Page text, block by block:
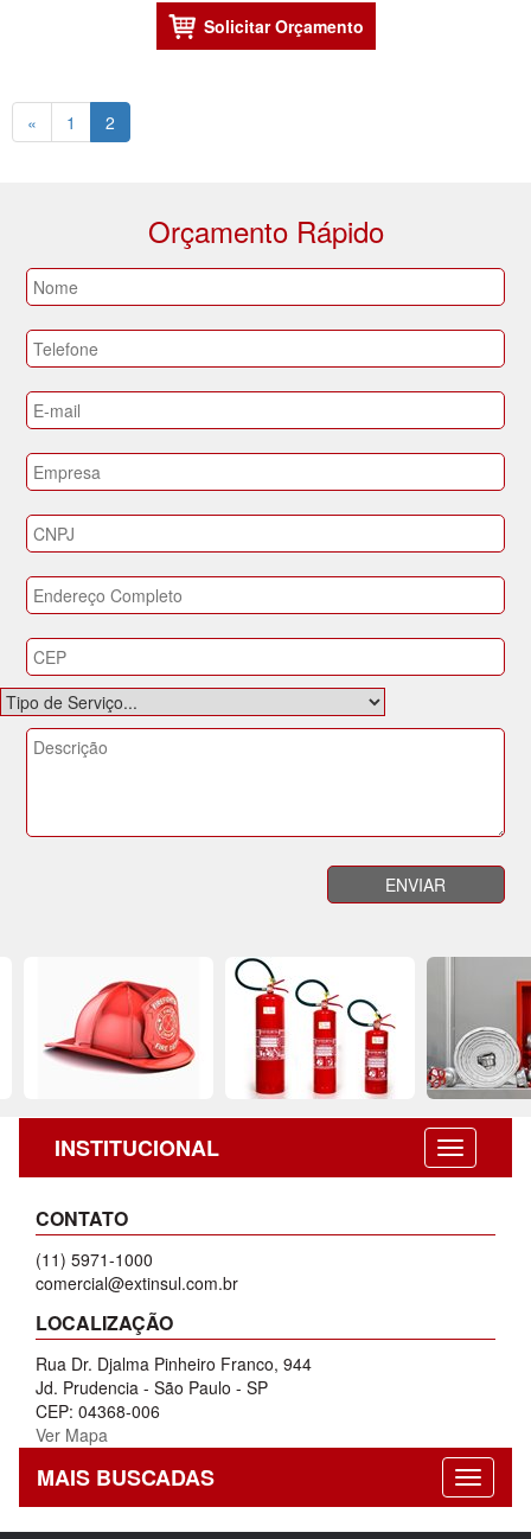
« 1 2
Orçamento Rápido
INSTITUCIONAL
CONTATO
(11) 5971-1000
comercial@extinsul.com.br
LOCALIZAÇÃO
Rua Dr. Djalma Pinheiro Franco, 944
Jd. Prudencia - São Paulo - SP
CEP: 04368-006
Ver Mapa
MAIS BUSCADAS